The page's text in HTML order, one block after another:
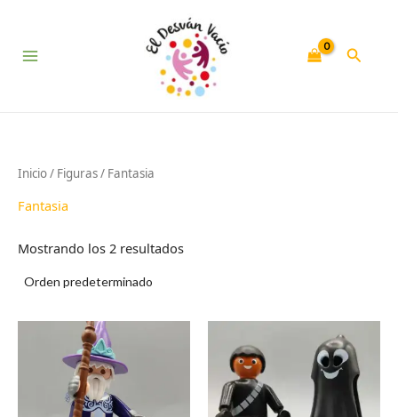
contenido
Buscar
Inicio/ Figuras/ Fantasia
Fantasia
Mostrando los 2 resultados